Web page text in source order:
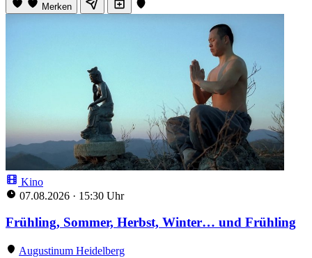
Merken
Kino
07.08.2026 · 15:30 Uhr
Frühling, Sommer, Herbst, Winter… und Frühling
Augustinum Heidelberg